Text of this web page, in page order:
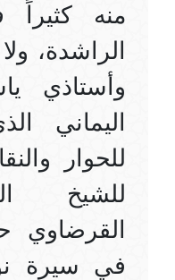
منه كثيراً
الراشدة،
وأستاذي
اليماني
للحوار
للشيخ
القرضاوي
في سيرة